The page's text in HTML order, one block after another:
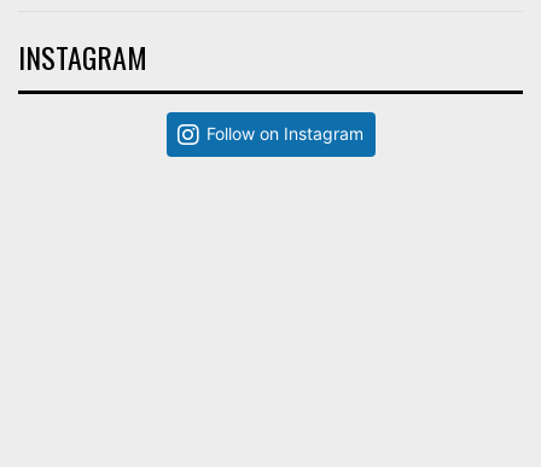
INSTAGRAM
Follow on Instagram